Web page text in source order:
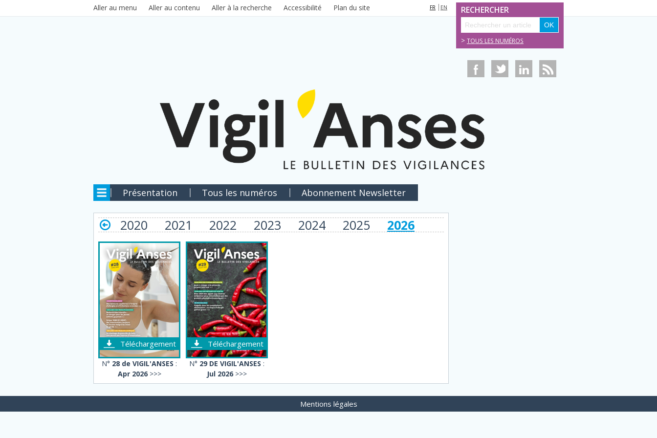
Aller au menu Aller au contenu Aller à la recherche Accessibilité Plan du site FR EN RECHERCHER
> TOUS LES NUMÉROS
Présentation Tous les numéros Abonnement Newsletter
2020 2021 2022 2023 2024 2025 2026
Téléchargement
N° 28 de VIGIL'ANSES :
Apr 2026>>>
Téléchargement
N° 29 DE VIGIL'ANSES :
Jul 2026 >>>
Mentions légales